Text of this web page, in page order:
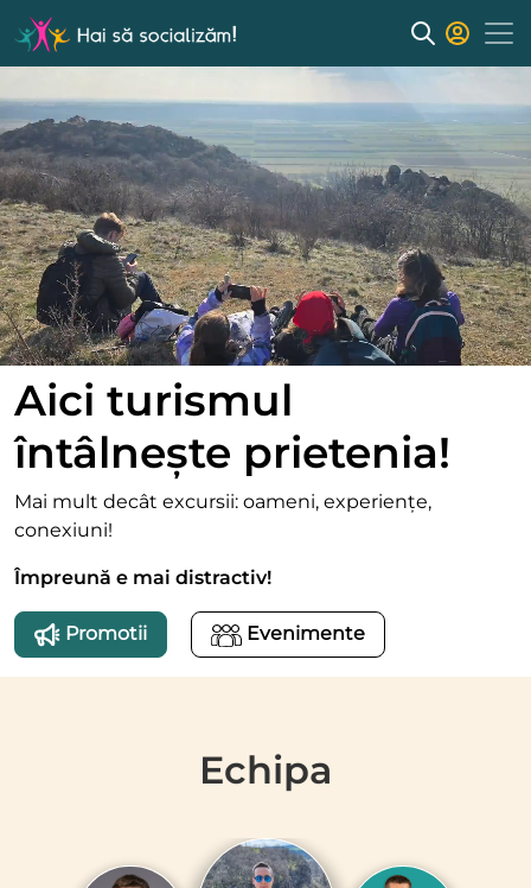
Aici turismul
întâlnește prietenia!
Mai mult decât excursii: oameni, experiențe,
conexiuni!
Împreună e mai distractiv!
Promotii Evenimente
Echipa